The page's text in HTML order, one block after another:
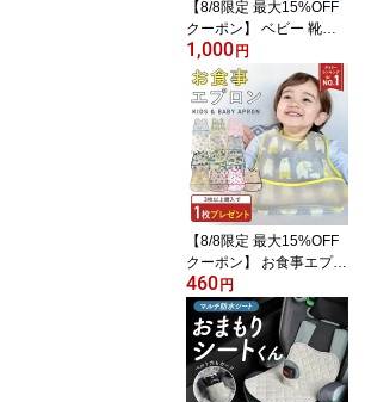
【8/8限定 最大15%OFF
クーポン】 ベビー 靴下
ベビー靴下 滑り止め ベ
ビーソックス 9-12 海外
長め 白 セット 女の子 春
夏 同じ セレモニー 脱げ
にくい ソックス 3足 福袋
3足セット 綿 コットン ア
ニマル 動物 くつ下 男の
子 転倒防止 キッズ靴下
1,000円
【8/8限定 最大15%OFF
クーポン】 お食事エプロ
ン 保育園 食事エプロン
離乳食 エプロン 食事用
エプロン お食事スタイ
防水 袖なし ベビー 赤ち
ゃん ビブ 半袖 スモック
入園準備 幼稚園 ポケッ
460円